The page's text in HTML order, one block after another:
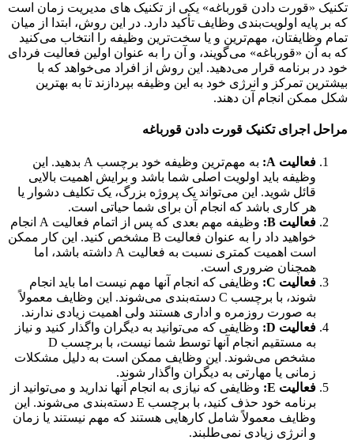
«قورت دادن قورباغه» یکی از تکنیک های مدیریت زمان است
پایه اولویت‌بندی وظایف تأکید دارد. در این روش، ابتدا از میان
وظایفتان، مهم‌ترین و یا سخت‌ترین وظیفه را انتخاب می‌کنید
آن «قورباغه» می‌گویند، و آن را به عنوان اولین فعالیت فردای
برنامه قرار می‌دهید. این روش از افراد می‌خواهد که با
تمرکز و انرژی خود به این وظیفه بپردازند تا به بهترین
ممکن انجام آن دهند.
اجرای تکنیک قورت دادن قورباغه
فعالیتA
:
به مهم‌ترین وظیفه خود برچسب A بدهید. این
وظیفه باید اولویت اصلی شما باشد و برایش اهمیت بالایی
قائل شوید. این می‌تواند یک پروژه بزرگ، یک تکلیف دشوار یا
هر کاری باشد که انجام آن برای شما حیاتی است.
فعالیتB
:
وظیفه مهم بعدی که پس از اتمام فعالیت A انجام
خواهید داد را به عنوان فعالیت B مشخص کنید. این کار ممکن
است اهمیت کمتری نسبت به فعالیت A داشته باشد، اما
همچنان ضروری است.
فعالیتC
:وظایفی که انجام آنها مهم نیست اما باید انجام
شوند، با برچسب C دسته‌بندی می‌شوند. این وظایف معمولاً
به صورت روزمره و اداری هستند ولی اهمیت زیادی ندارند.
فعالیتD
:وظایفی که می‌توانید به دیگران واگذار کنید و نیاز
به مستقیم انجام آنها توسط شما نیست، با برچسب D
مشخص می‌شوند. این وظایف ممکن است به دلیل مشکلات
زمانی یا مهارتی به دیگران واگذار شوند.
فعالیتE
:وظایفی که نیازی به انجام آنها ندارید و می‌توانید از
برنامه خود حذف کنید، با برچسب E دسته‌بندی می‌شوند. این
وظایف معمولاً شامل کارهایی هستند که مهم نیستند یا زمان
و انرژی زیادی نمی‌طلبند.